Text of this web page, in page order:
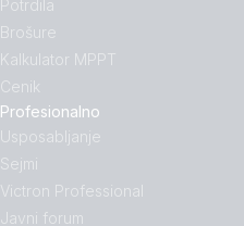
Potrdila
Brošure
Kalkulator MPPT
Cenik
Profesionalno
Usposabljanje
Sejmi
Victron Professional
Javni forum